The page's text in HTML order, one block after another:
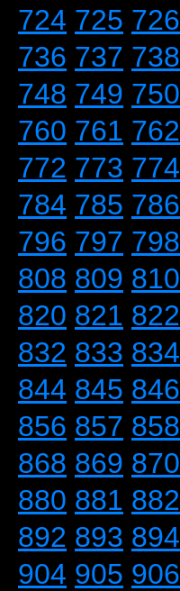
724 725 726
736 737 738
748 749 750
760 761 762
772 773 774
784 785 786
796 797 798
808 809 810
820 821 822
832 833 834
844 845 846
856 857 858
868 869 870
880 881 882
892 893 894
904 905 906